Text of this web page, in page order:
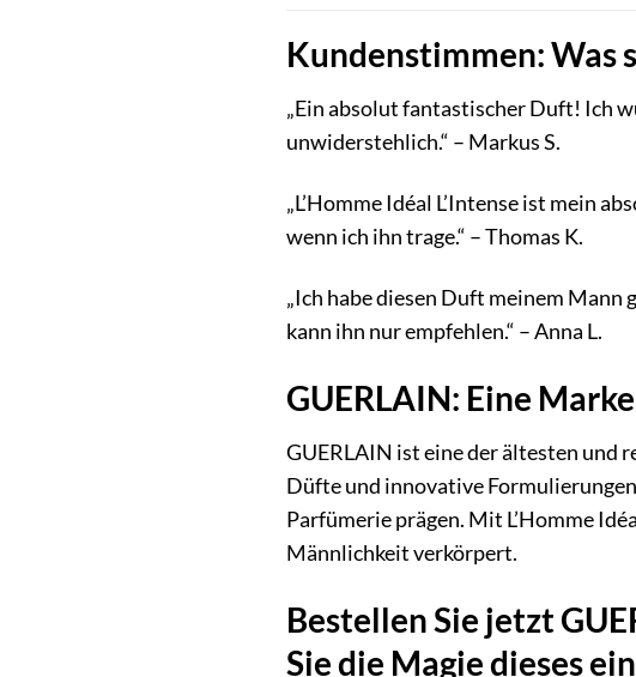
Kundenstimmen: Was
„Ein absolut fantastischer Duft! Ich
unwiderstehlich.“ – Markus S.
„L’Homme Idéal L’Intense ist mein
wenn ich ihn trage.“ – Thomas K.
„Ich habe diesen Duft meinem Mann
kann ihn nur empfehlen.“ – Anna L.
GUERLAIN: Eine
GUERLAIN ist eine der ältesten und
Düfte und innovative
Parfümerie prägen. Mit L’Homme
Männlichkeit verkörpert.
Bestellen Sie jetzt
Sie die Magie dieses